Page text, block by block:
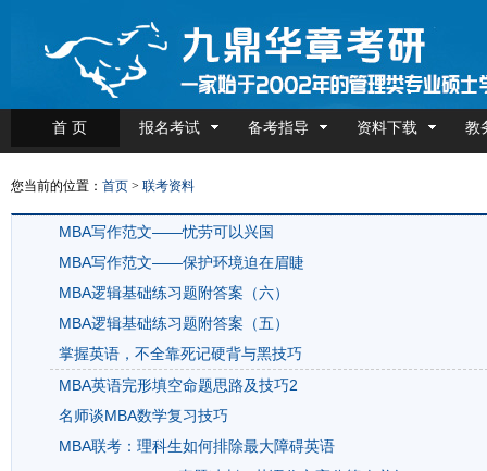
首 页 报名考试 备考指导 资料下载 教
您当前的位置： 首页 > 联考资料
MBA写作范文——忧劳可以兴国
MBA写作范文——保护环境迫在眉睫
MBA逻辑基础练习题附答案（六）
MBA逻辑基础练习题附答案（五）
掌握英语，不全靠死记硬背与黑技巧
MBA英语完形填空命题思路及技巧2
名师谈MBA数学复习技巧
MBA联考：理科生如何排除最大障碍英语